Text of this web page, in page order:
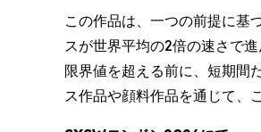
この作品は、一つの前提に基
スが世界平均の2倍の速さで
限界値を超える前に、短期間
ス作品や顔料作品を通じて、